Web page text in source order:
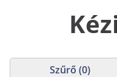
Szűrő (0)